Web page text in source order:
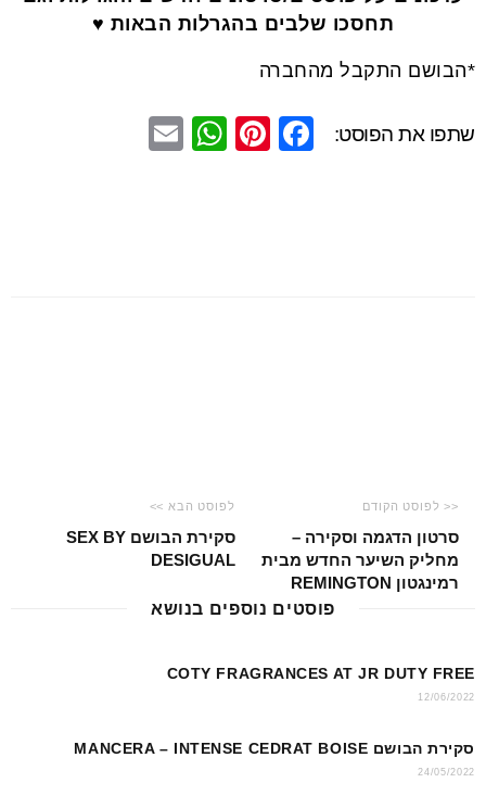
תחסכו שלבים בהגרלות הבאות ♥
*הבושם התקבל מהחברה
שתפו את הפוסט:
F
Pi
W
<< לפוסט הקודם
סרטון הדגמה וסקירה –
מחליק השיער החדש מבית
רמינגטון REMINGTON
לפוסט הבא >>
סקירת הבושם SEX BY
DESIGUAL
פוסטים נוספים בנושא
COTY FRAGRANCES AT JR DUTY FREE
12/06/2022
סקירת הבושם MANCERA – INTENSE CEDRAT BOISE
24/05/2022